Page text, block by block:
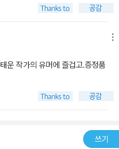
운 작가의 유머에 즐겁고.증정품
쓰기